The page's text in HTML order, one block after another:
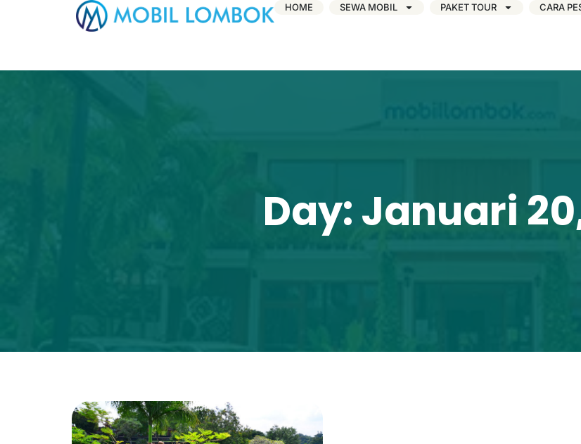
HOME SEWA MOBIL PAKET TOUR CARA
Day: Januari